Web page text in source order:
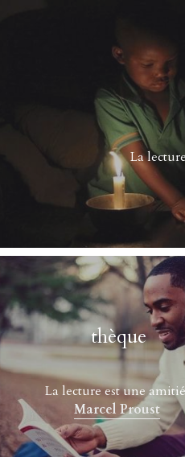
La
thèque
La lecture est une
Marcel Proust